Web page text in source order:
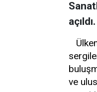
açıldı.
ve